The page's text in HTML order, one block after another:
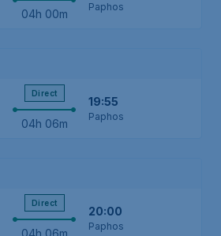
04h 00m
Paphos
Direct
04h 06m
19:55
Paphos
Direct
04h 06m
20:00
Paphos